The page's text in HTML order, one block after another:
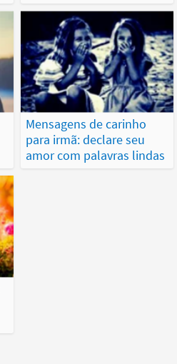
Mensagens de carinho
para irmã: declare seu
amor com palavras lindas